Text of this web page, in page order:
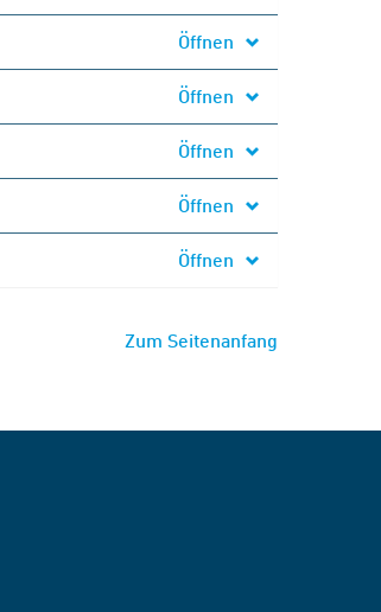
Öffnen
Öffnen
Öffnen
Öffnen
Öffnen
Zum Seitenanfang